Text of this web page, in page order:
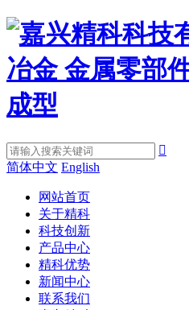

简体中文 English
网站首页
关于精科
科技创新
产品中心
精科优势
新闻中心
联系我们